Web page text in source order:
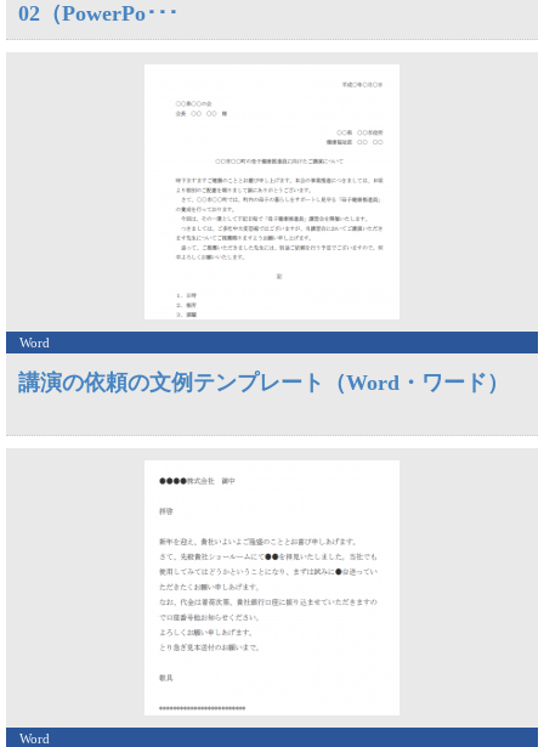
02（PowerPo･･･
Word
講演の依頼の文例テンプレート（Word・ワード）
Word